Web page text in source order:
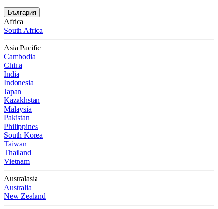
България
Africa
South Africa
Asia Pacific
Cambodia
China
India
Indonesia
Japan
Kazakhstan
Malaysia
Pakistan
Philippines
South Korea
Taiwan
Thailand
Vietnam
Australasia
Australia
New Zealand